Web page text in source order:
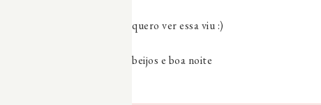
quero ver essa viu :)
beijos e boa noite